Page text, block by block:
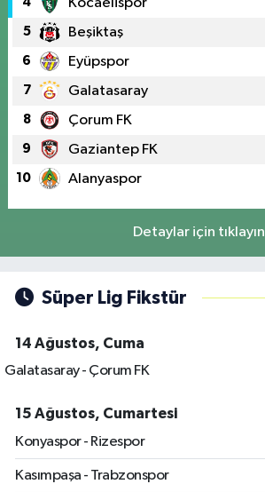
5 Beşiktaş
6 Eyüpspor
7 Galatasaray
8 Çorum FK
9 Gaziantep FK
10 Alanyaspor
Detaylar için tıklayın
Süper Lig Fikstür
14 Ağustos, Cuma
Galatasaray - Çorum FK
15 Ağustos, Cumartesi
Konyaspor - Rizespor
Kasımpaşa - Trabzonspor